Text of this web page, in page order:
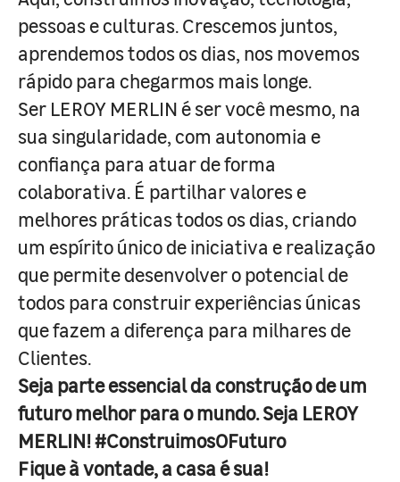
pessoas e culturas. Crescemos juntos,
aprendemos todos os dias, nos movemos
rápido para chegarmos mais longe.
Ser LEROY MERLIN é ser você mesmo, na
sua singularidade, com autonomia e
confiança para atuar de forma
colaborativa. É partilhar valores e
melhores práticas todos os dias, criando
um espírito único de iniciativa e realização
que permite desenvolver o potencial de
todos para construir experiências únicas
que fazem a diferença para milhares de
Clientes.
Seja parte essencial da construção de um
futuro melhor para o mundo. Seja LEROY
MERLIN! #ConstruimosOFuturo
Fique à vontade, a casa é sua!